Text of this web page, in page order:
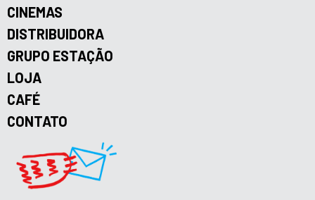
CINEMAS
DISTRIBUIDORA
GRUPO ESTAÇÃO
LOJA
CAFÉ
CONTATO